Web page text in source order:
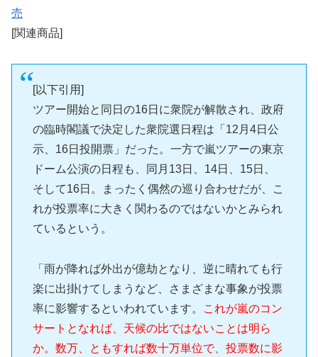
売
[関連商品]
[以下引用]
ツアー開始と同日の16日に衆院が解散され、政府
の臨時閣議で決定した衆院選日程は「12月4日公
示、16日投開票」だった。一方で嵐ツアーの東京
ドーム公演の日程も、同月13日、14日、15日、
そして16日。まったく偶然の巡り合わせだが、こ
れが投票率に大きく関わるのではないかとみられ
ているという。
「雨が降れば外出が億劫となり、逆に晴れても行
楽に出掛けてしまうなど、さまざまな事象が投票
率に影響するといわれています。
これが嵐のコン
サートとなれば、天候の比ではないことは明ら
か。数万、ともすれば数十万単位で、投票数に影